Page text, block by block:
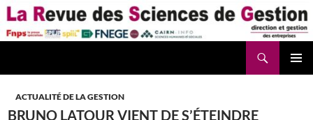
Aller
au
contenu
ACTUALITÉ DE LA GESTION
BRUNO LATOUR VIENT DE S’ÉTEINDRE